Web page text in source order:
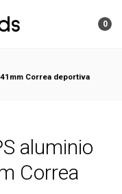
0
Correa deportiva
aluminio
Correa